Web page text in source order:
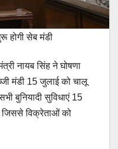
होगी सेब मंडी
नायब सिंह ने घोषणा
मंडी 15 जुलाई को चालू
बुनियादी सुविधाएं 15
जिससे विक्रेताओं को